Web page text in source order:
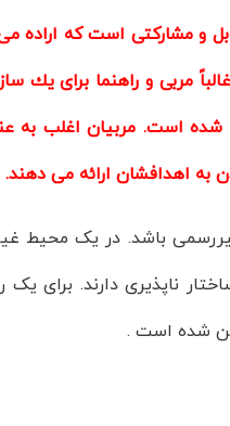
و مشارکتی است که اراده
مربی و راهنما برای یك
است. مربیان اغلب به
به اهدافشان ارائه می دهند.
باشد. در یک محیط
ناپذیری دارند. برای
شده است .